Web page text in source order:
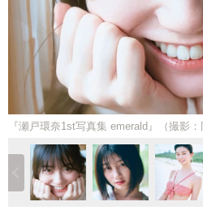
『瀬戸環奈1st写真集 emerald』（撮影：